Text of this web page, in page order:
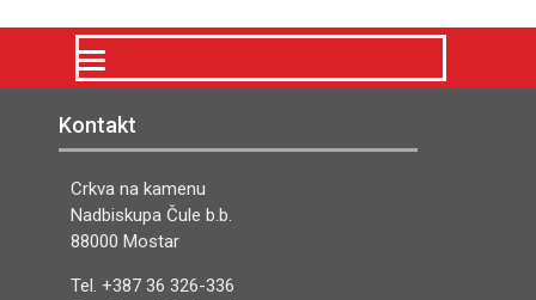
Kontakt
Crkva na kamenu
Nadbiskupa Čule b.b.
88000 Mostar
Tel. +387 36 326-336